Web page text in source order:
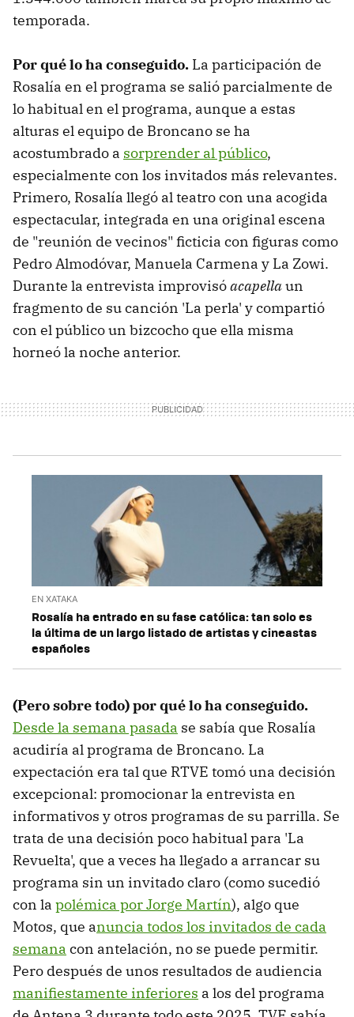
temporada.
Por qué lo ha conseguido. La participación de
Rosalía en el programa se salió parcialmente de
lo habitual en el programa, aunque a estas
alturas el equipo de Broncano se ha
acostumbrado a sorprender al público,
especialmente con los invitados más relevantes.
Primero, Rosalía llegó al teatro con una acogida
espectacular, integrada en una original escena
de "reunión de vecinos" ficticia con figuras como
Pedro Almodóvar, Manuela Carmena y La Zowi.
Durante la entrevista improvisóacapellaun
fragmento de su canción 'La perla' y compartió
con el público un bizcocho que ella misma
horneó la noche anterior.
EN XATAKA
Rosalía ha entrado en su fase católica: tan solo es
la última de un largo listado de artistas y cineastas
españoles
(Pero sobre todo) por qué lo ha conseguido.
Desde la semana pasada se sabía que Rosalía
acudiría al programa de Broncano. La
expectación era tal que RTVE tomó una decisión
excepcional: promocionar la entrevista en
informativos y otros programas de su parrilla. Se
trata de una decisión poco habitual para 'La
Revuelta', que a veces ha llegado a arrancar su
programa sin un invitado claro (como sucedió
con la polémica por Jorge Martín), algo que
Motos, que anuncia todos los invitados de cada
semana con antelación, no se puede permitir.
Pero después de unos resultados de audiencia
manifiestamente inferiores a los del programa